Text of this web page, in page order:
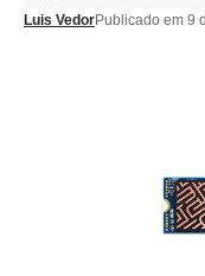
Luis VedorPublicado em 9